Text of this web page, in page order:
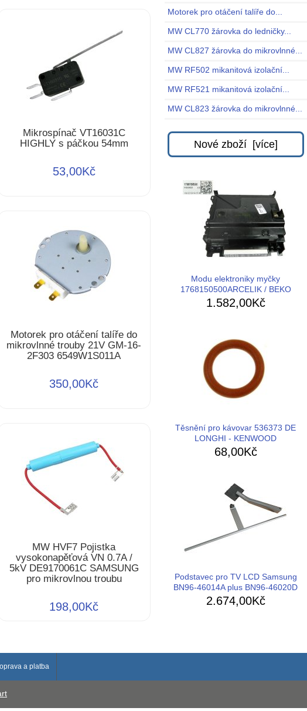
Mikrospínač VT16031C
HIGHLY s páčkou 54mm
53,00Kč
Motorek pro otáčení talíře do
mikrovlnné trouby 21V GM-16-
2F303 6549W1S011A
350,00Kč
MW HVF7 Pojistka
vysokonapěťová VN 0.7A /
5kV DE9170061C SAMSUNG
pro mikrovlnou troubu
198,00Kč
Motorek pro otáčení talíře do...
MW CL770 žárovka do ledničky...
MW CL827 žárovka do mikrovlnné...
MW RF502 mikanitová izolační...
MW RF521 mikanitová izolační...
MW CL823 žárovka do mikrovlnné...
Nové zboží [více]
Modu elektroniky myčky
1768150500ARCELIK / BEKO
1.582,00Kč
Těsnění pro kávovar 536373 DE
LONGHI - KENWOOD
68,00Kč
Podstavec pro TV LCD Samsung
BN96-46014A plus BN96-46020D
2.674,00Kč
a platba